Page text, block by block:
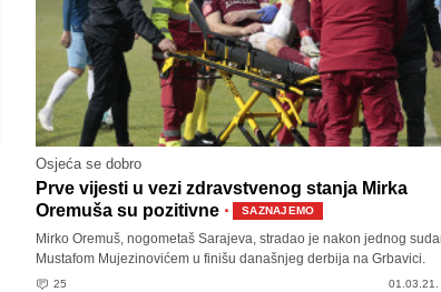
Osjeća se dobro
Prve vijesti u vezi zdravstvenog stanja Mirka
Oremuša su pozitivne · SAZNAJEMO
Mirko Oremuš, nogometaš Sarajeva, stradao je nakon jednog
Mustafom Mujezinovićem u finišu današnjeg derbija na Grbavici.
25 01.03.21.